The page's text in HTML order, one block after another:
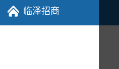
临泽招商